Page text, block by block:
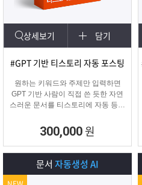
상세보기 담기
#GPT 기반 티스토리 자동 포스팅
원하는 키워드와 주제만 입력하면
GPT 기반 사람이 직접 쓴 듯한 자연
스러운 문서를 티스토리에 자동 등록
티스토리 육성용, 콘텐츠 마케터, 업
체 홍보에 적합한 마케팅 프로그램
입니다.
300,000 원
문서 자동생성 AI